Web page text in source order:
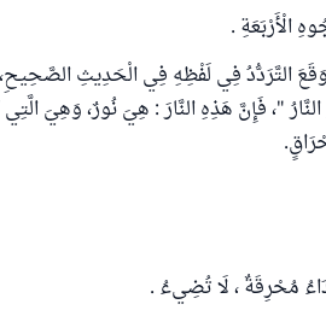
الْأَرْبَعَةِ .
وَقَعَ التَّرَدُّدُ فِي لَفْظِهِ فِي الْحَدِيثِ
"، فَإِنَّ هَذِهِ النَّارَ : هِيَ نُورٌ، وَهِيَ الَّتِي
مُحْرِقَةٌ ، لَا تُضِيءُ .